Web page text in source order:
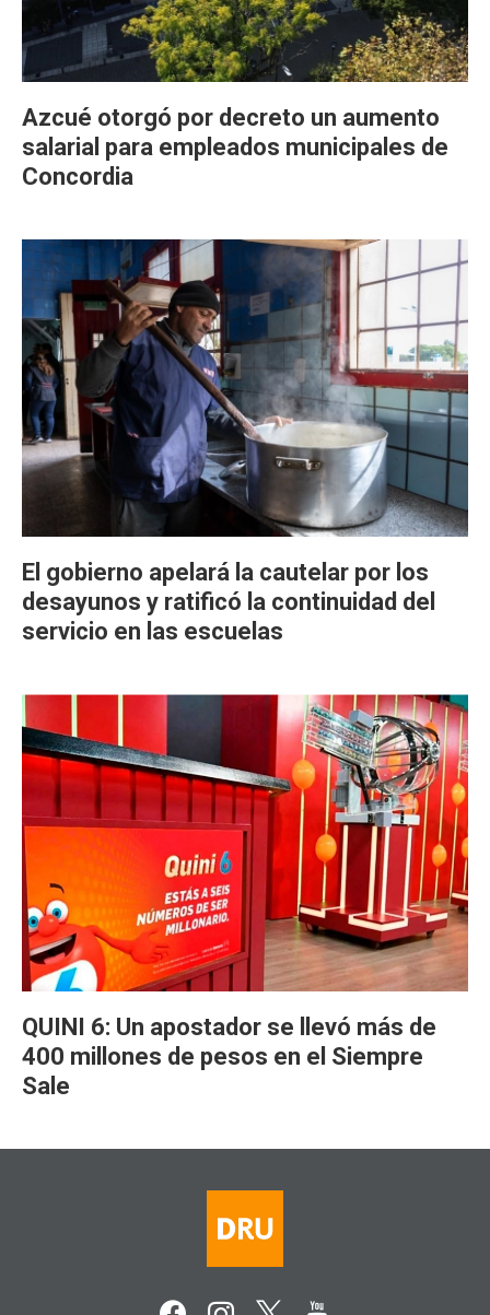
Azcué otorgó por decreto un aumento
salarial para empleados municipales de
Concordia
El gobierno apelará la cautelar por los
desayunos y ratificó la continuidad del
servicio en las escuelas
QUINI 6: Un apostador se llevó más de
400 millones de pesos en el Siempre
Sale